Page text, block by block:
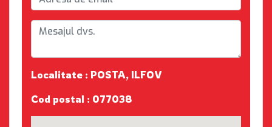
Localitate : POSTA, ILFOV
Cod postal : 077038